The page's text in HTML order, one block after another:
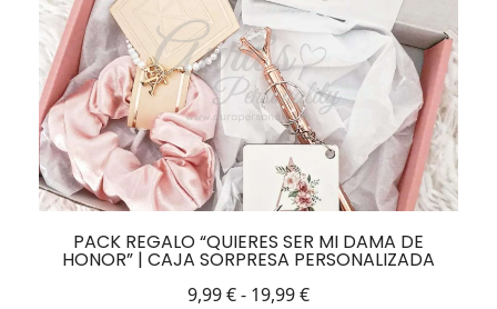
PACK REGALO “QUIERES SER MI DAMA DE
HONOR” | CAJA SORPRESA PERSONALIZADA
9,99€- 19,99€